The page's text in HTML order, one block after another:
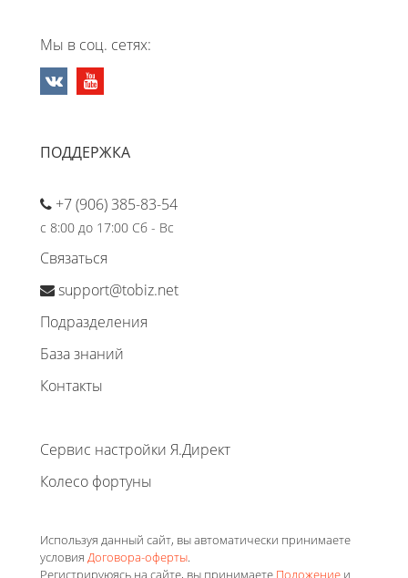
Мы в соц. сетях:
ПОДДЕРЖКА
+7 (906) 385-83-54
с 8:00 до 17:00 Сб - Вс
Связаться
support@tobiz.net
Подразделения
База знаний
Контакты
Сервис настройки Я.Директ
Колесо фортуны
Используя данный сайт, вы автоматически принимаете
условия Договора-оферты.
Регистрируюясь на сайте, вы принимаете Положение и